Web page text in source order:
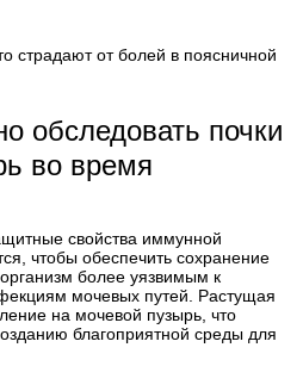
страдают от болей в поясничной
обследовать почки
во время
свойства иммунной
чтобы обеспечить сохранение
более уязвимым к
мочевых путей. Растущая
на мочевой пузырь, что
благоприятной среды для